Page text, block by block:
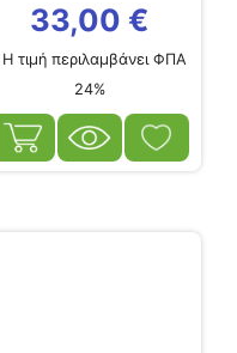
33,00 €
Η τιμή περιλαμβάνει ΦΠΑ
24%